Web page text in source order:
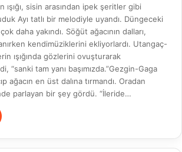
ışığı, sisin arasından ipek şeritler gibi
Ayı tatlı bir melodiyle uyandı. Düngeceki
daha yakındı. Söğüt ağacının dalları,
kendimüziklerini ekliyorlardı. Utangaç-
ışığında gözlerini ovuşturarak
“sanki tam yanı başımızda.”Gezgin-Gaga
ağacın en üst dalına tırmandı. Oradan
parlayan bir şey gördü. “İleride…